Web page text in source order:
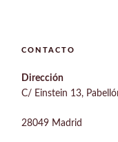
CONTACTO
Dirección
C/ Einstein 13,
28049 Madrid